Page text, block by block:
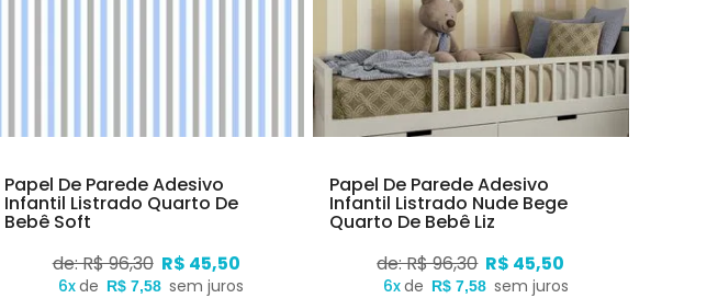
Papel De Parede Adesivo
Infantil Listrado Quarto De
Bebê Soft
de: R$ 96,30 R$ 45,50
6xde R$ 7,58 sem juros
Papel De Parede Adesivo
Infantil Listrado Nude Bege
Quarto De Bebê Liz
de: R$ 96,30 R$ 45,50
6xde R$ 7,58 sem juros